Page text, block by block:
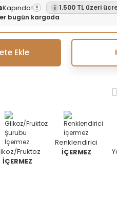
Kapında! !
1.500 TL üzeri
bugün kargoda
Ekle
Fruktoz
İÇERMEZ
Renklendirici
İÇERMEZ